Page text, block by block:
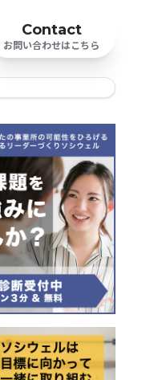
Contact
お問い合わせはこちら